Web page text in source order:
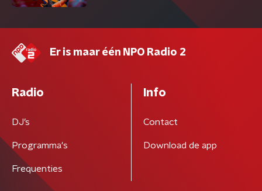
Er is maar één NPO Radio 2
Radio
DJ’s
Programma's
Frequenties
Info
Contact
Download de app